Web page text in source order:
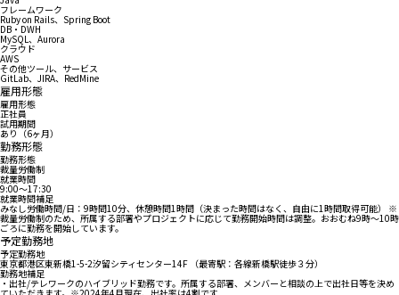
フレームワーク
Ruby on Rails、Spring Boot
DB・DWH
MySQL、Aurora
クラウド
AWS
その他ツール、サービス
GitLab、JIRA、RedMine
雇用形態
雇用形態
正社員
試用期間
あり（6ヶ月）
勤務形態
勤務形態
裁量労働制
就業時間
9:00〜17:30
就業時間補足
みなし労働時間/日：9時間10分、休憩時間1時間（決まった時間はなく、自由に1時間取得可能） ※
裁量労働制のため、所属する部署やプロジェクトに応じて勤務開始時間は調整。おおむね9時～10時
ごろに勤務を開始しています。
予定勤務地
予定勤務地
東京都港区東新橋1-5-2汐留シティセンター14F （最寄駅：各線新橋駅徒歩３分）
勤務地補足
・出社/テレワークのハイブリッド勤務です。所属する部署、メンバーと相談の上で出社日等を決め
ていただきます。※2024年4月現在、出社率は4割です